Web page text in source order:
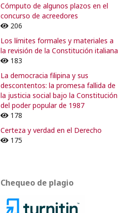
Cómputo de algunos plazos en el
concurso de acreedores
206
Los límites formales y materiales a
la revisión de la Constitución italiana
183
La democracia filipina y sus
descontentos: la promesa fallida de
la justicia social bajo la Constitución
del poder popular de 1987
178
Certeza y verdad en el Derecho
175
Chequeo de plagio